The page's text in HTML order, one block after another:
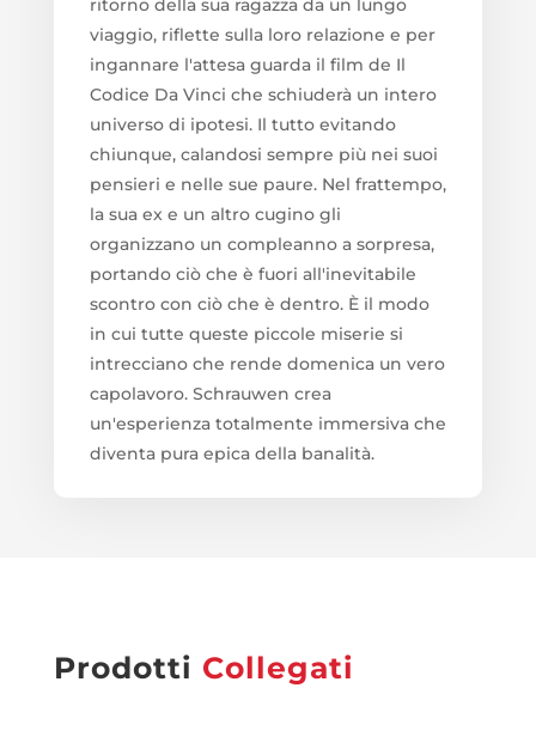
ritorno della sua ragazza da un lungo
viaggio, riflette sulla loro relazione e per
ingannare l'attesa guarda il film de Il
Codice Da Vinci che schiuderà un intero
universo di ipotesi. Il tutto evitando
chiunque, calandosi sempre più nei suoi
pensieri e nelle sue paure. Nel frattempo,
la sua ex e un altro cugino gli
organizzano un compleanno a sorpresa,
portando ciò che è fuori all'inevitabile
scontro con ciò che è dentro. È il modo
in cui tutte queste piccole miserie si
intrecciano che rende domenica un vero
capolavoro. Schrauwen crea
un'esperienza totalmente immersiva che
diventa pura epica della banalità.
Prodotti Collegati